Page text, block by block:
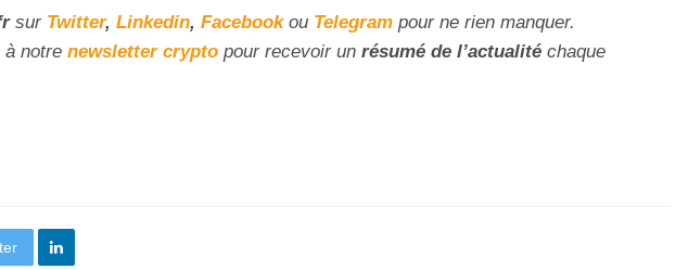
sur Twitter, Linkedin, Facebookou Telegram pour ne rien manquer.
notre newsletter crypto pour recevoir un résumé de l’actualité chaque